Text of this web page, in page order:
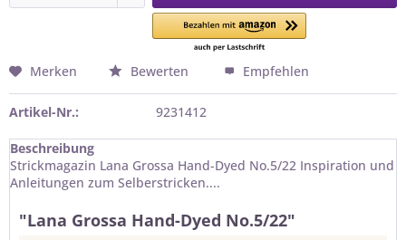
Merken Bewerten Empfehlen
Artikel-Nr.: 9231412
Beschreibung
Strickmagazin Lana Grossa Hand-Dyed No.5/22 Inspiration und
Anleitungen zum Selberstricken....
"Lana Grossa Hand-Dyed No.5/22"